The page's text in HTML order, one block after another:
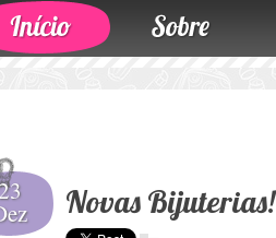
Novas Bijuterias!